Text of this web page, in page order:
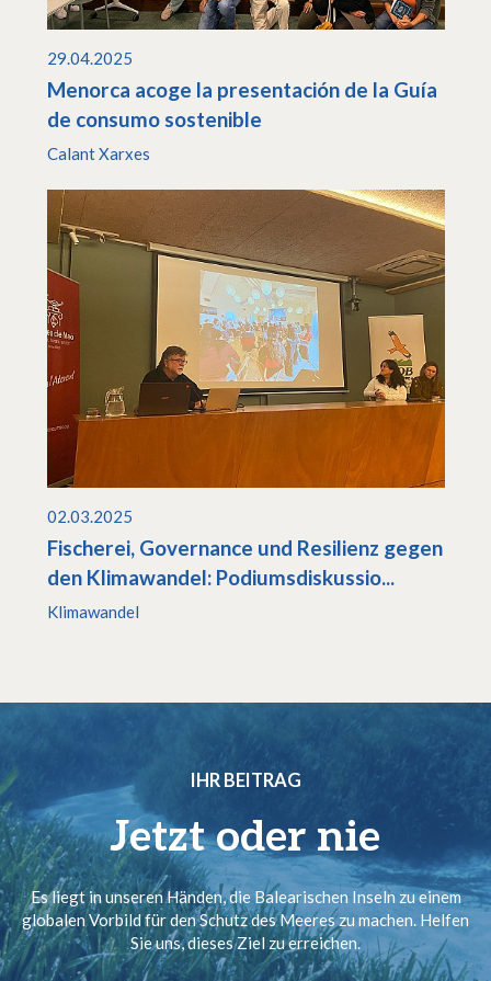
29.04.2025
Menorca acoge la presentación de la Guía
de consumo sostenible
Calant Xarxes
02.03.2025
Fischerei, Governance und Resilienz gegen
den Klimawandel: Podiumsdiskussio...
Klimawandel
IHR BEITRAG
Jetzt oder nie
Es liegt in unseren Händen, die Balearischen Inseln zu einem
globalen Vorbild für den Schutz des Meeres zu machen. Helfen
Sie uns, dieses Ziel zu erreichen.